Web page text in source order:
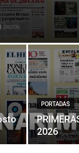
PORTADAS
2026